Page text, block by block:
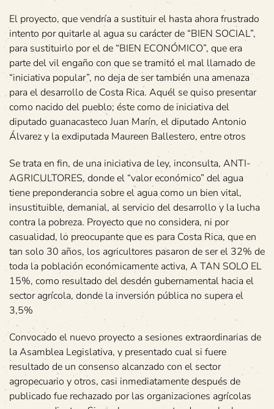
El proyecto, que vendría a sustituir el hasta ahora frustrado
intento por quitarle al agua su carácter de “BIEN SOCIAL”,
para sustituirlo por el de “BIEN ECONÓMICO”, que era
parte del vil engaño con que se tramitó el mal llamado de
“iniciativa popular”, no deja de ser también una amenaza
para el desarrollo de Costa Rica. Aquél se quiso presentar
como nacido del pueblo; éste como de iniciativa del
diputado guanacasteco Juan Marín, el diputado Antonio
Álvarez y la exdiputada Maureen Ballestero, entre otros
Se trata en fin, de una iniciativa de ley, inconsulta, ANTI-
AGRICULTORES, donde el “valor económico” del agua
tiene preponderancia sobre el agua como un bien vital,
insustituible, demanial, al servicio del desarrollo y la lucha
contra la pobreza. Proyecto que no considera, ni por
casualidad, lo preocupante que es para Costa Rica, que en
tan solo 30 años, los agricultores pasaron de ser el 32% de
toda la población económicamente activa, A TAN SOLO EL
15%, como resultado del desdén gubernamental hacia el
sector agrícola, donde la inversión pública no supera el
3,5%
Convocado el nuevo proyecto a sesiones extraordinarias de
la Asamblea Legislativa, y presentado cual si fuere
resultado de un consenso alcanzado con el sector
agropecuario y otros, casi inmediatamente después de
publicado fue rechazado por las organizaciones agrícolas